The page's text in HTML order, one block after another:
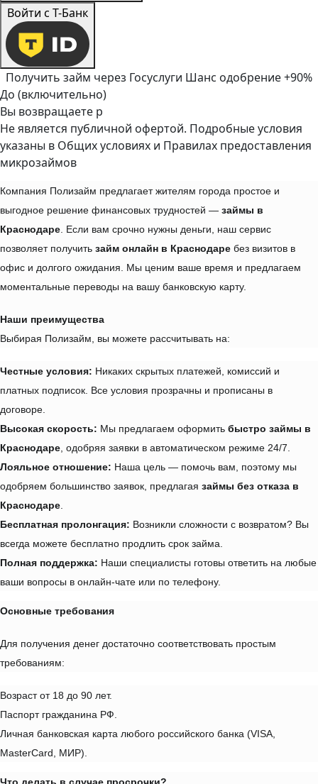
Войти с Т-Банк
Получить займ через Госуслуги Шанс одобрение +90%
До (включительно)
Вы возвращаете р
Не является публичной офертой. Подробные условия
указаны в Общих условиях и Правилах предоставления
микрозаймов
Компания Полизайм предлагает жителям города простое и
выгодное решение финансовых трудностей — займы в
Краснодаре. Если вам срочно нужны деньги, наш сервис
позволяет получить займ онлайн в Краснодаре без визитов в
офис и долгого ожидания. Мы ценим ваше время и предлагаем
моментальные переводы на вашу банковскую карту.
Наши преимущества
Выбирая Полизайм, вы можете рассчитывать на:
Честные условия: Никаких скрытых платежей, комиссий и
платных подписок. Все условия прозрачны и прописаны в
договоре.
Высокая скорость: Мы предлагаем оформить быстро займы в
Краснодаре , одобряя заявки в автоматическом режиме 24/7.
Лояльное отношение: Наша цель — помочь вам, поэтому мы
одобряем большинство заявок, предлагая займы без отказа в
Краснодаре
Бесплатная пролонгация: Возникли сложности с возвратом? Вы
всегда можете бесплатно продлить срок займа.
Полная поддержка: Наши специалисты готовы ответить на любые
ваши вопросы в онлайн-чате или по телефону.
Основные требования
Для получения денег достаточно соответствовать простым
требованиям:
Возраст от 18 до 90 лет.
Паспорт гражданина РФ.
Личная банковская карта любого российского банка (VISA,
MasterCard, МИР).